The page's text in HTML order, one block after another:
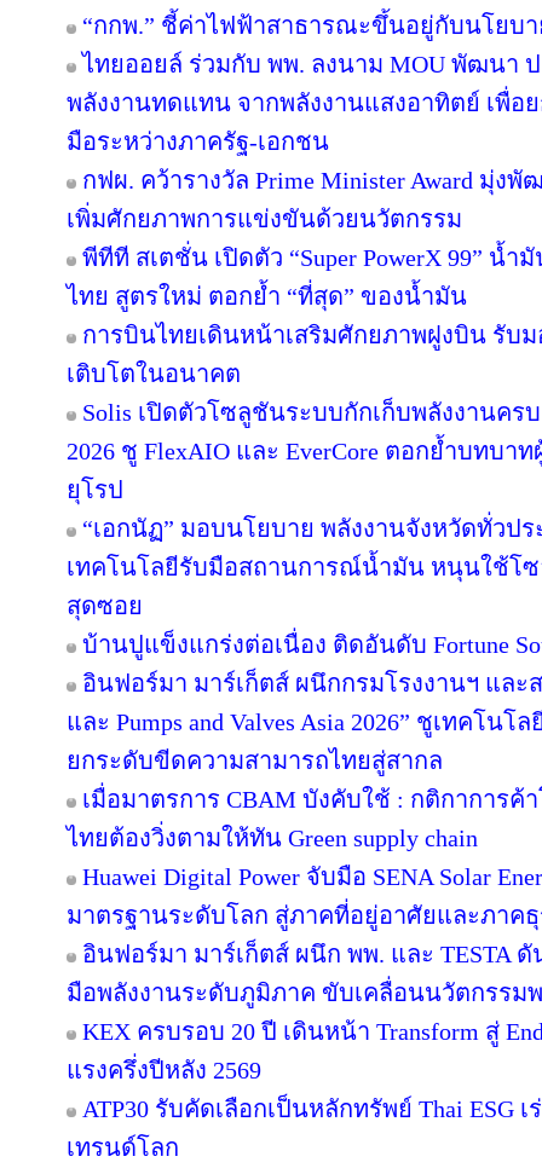
“กกพ.” ชี้ค่าไฟฟ้าสาธารณะขึ้นอยู่กับนโยบา
ไทยออยล์ ร่วมกับ พพ. ลงนาม MOU พัฒนา
พลังงานทดแทน จากพลังงานแสงอาทิตย์ เพื่อ
มือระหว่างภาครัฐ-เอกชน
กฟผ. คว้ารางวัล Prime Minister Award มุ่ง
เพิ่มศักยภาพการแข่งขันด้วยนวัตกรรม
พีทีที สเตชั่น เปิดตัว “Super PowerX 99” น้
ไทย สูตรใหม่ ตอกย้ำ “ที่สุด” ของน้ำมัน
การบินไทยเดินหน้าเสริมศักยภาพฝูงบิน รับม
เติบโตในอนาคต
Solis เปิดตัวโซลูชันระบบกักเก็บพลังงานครบ
2026 ชู FlexAIO และ EverCore ตอกย้ำบทบา
ยุโรป
“เอกนัฏ” มอบนโยบาย พลังงานจังหวัดทั่ว
เทคโนโลยีรับมือสถานการณ์น้ำมัน หนุนใช้โซ
สุดซอย
บ้านปูแข็งแกร่งต่อเนื่อง ติดอันดับ Fortune
อินฟอร์มา มาร์เก็ตส์ ผนึกกรมโรงงานฯ และ
และ Pumps and Valves Asia 2026” ชูเทคโน
ยกระดับขีดความสามารถไทยสู่สากล
เมื่อมาตรการ CBAM บังคับใช้ : กติกาการค้
ไทยต้องวิ่งตามให้ทัน Green supply chain
Huawei Digital Power จับมือ SENA Solar
มาตรฐานระดับโลก สู่ภาคที่อยู่อาศัยและภาค
อินฟอร์มา มาร์เก็ตส์ ผนึก พพ. และ TESTA ดั
มือพลังงานระดับภูมิภาค ขับเคลื่อนนวัตกรรม
KEX ครบรอบ 20 ปี เดินหน้า Transform สู่
แรงครึ่งปีหลัง 2569
ATP30 รับคัดเลือกเป็นหลักทรัพย์ Thai ESG เ
เทรนด์โลก